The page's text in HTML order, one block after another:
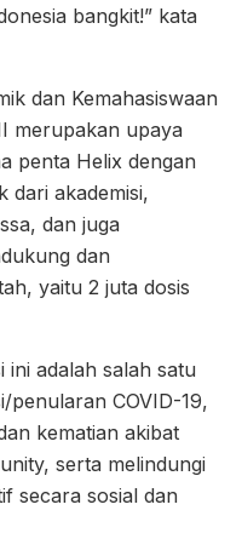
bangkit!” kata
dan Kemahasiswaan
merupakan upaya
penta Helix dengan
dari akademisi,
dan juga
dan
yaitu 2 juta dosis
ini adalah salah satu
penularan COVID-19,
kematian akibat
serta melindungi
secara sosial dan